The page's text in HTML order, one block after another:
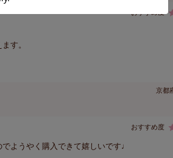
す。
京都
ようやく購入できて嬉しいです♩